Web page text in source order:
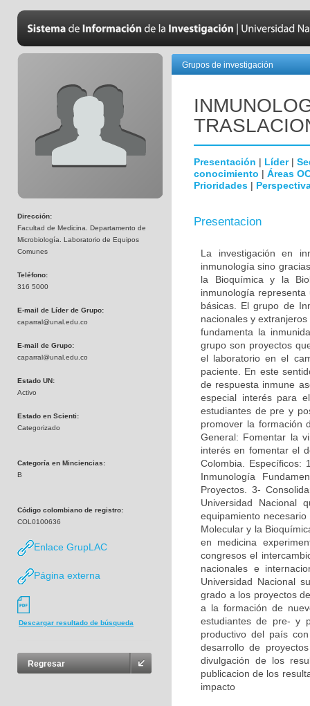
Dirección:
Facultad de Medicina. Departamento de
Microbiología. Laboratorio de Equipos
Comunes
Teléfono:
316 5000
E-mail de Líder de Grupo:
caparral@unal.edu.co
E-mail de Grupo:
caparral@unal.edu.co
Estado UN:
Activo
Estado en Scienti:
Categorizado
Categoría en Minciencias:
B
Código colombiano de registro:
COL0100636
Enlace GrupLAC
Página externa
Descargar resultado de búsqueda
Regresar
Grupos de investigación
Presentación | Líder|
conocimiento | Áreas
Prioridades |
Presentacion
La investigación en
inmunología sino
la Bioquímica y la
inmunología
básicas. El grupo de
nacionales y
fundamenta la
grupo son proyectos
el laboratorio en el
paciente. En este
de respuesta inmune
especial interés para
estudiantes de pre y
promover la formación
General: Fomentar la
interés en fomentar el
Colombia. Específicos:
Inmunología
Proyectos. 3-
Universidad
equipamiento
Molecular y la
en medicina
congresos el
nacionales e
Universidad Nacional
grado a los proyectos
a la formación de
estudiantes de pre- y
productivo del país
desarrollo de
divulgación de los
publicacion de los
impacto